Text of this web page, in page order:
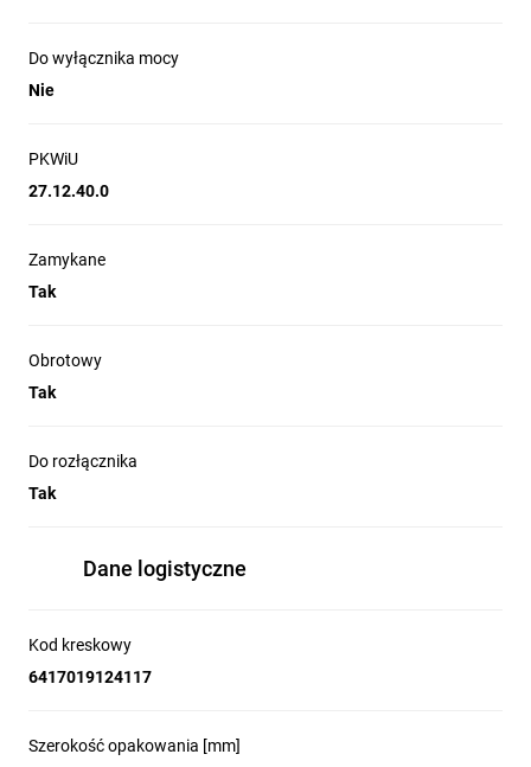
Zamykane: tak; obrotowy mechanizm obsługi: tak.
montowanych na bazach lub szynach DIN (sterowanie
(procedury LOTO — blokada w pozycji OFF przy użyciu
zgodnych z klasami NEMA 1/3R/12.
ergonomiczny, obracany uchwyt obsługowy.
Do wyłącznika mocy
Nie
PKWiU
27.12.40.0
Zamykane
Tak
Obrotowy
Tak
Do rozłącznika
Tak
Dane logistyczne
Kod kreskowy
6417019124117
Szerokość opakowania [mm]